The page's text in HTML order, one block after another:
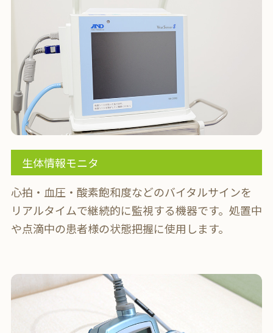
生体情報モニタ
心拍・血圧・酸素飽和度などのバイタルサインを
リアルタイムで継続的に監視する機器です。 処置中
や点滴中の患者様の状態把握に使用します。